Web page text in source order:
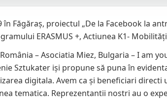
Făgăraș, proiectul „De la Facebook la
ERASMUS +, Actiunea K1-
– Asociatia Miez, Bulgaria – I am
Sztukater iși propune să puna în
digitala. Avem ca și beneficiari
tematica. Reprezentantii nostri au o